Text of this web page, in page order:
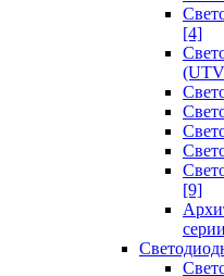
[4]
[9]